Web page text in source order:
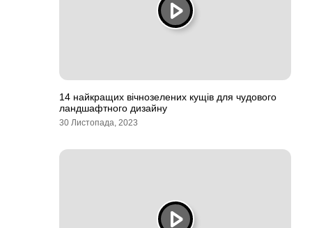
14 найкращих вічнозелених кущів для чудового
ландшафтного дизайну
30 Листопада, 2023